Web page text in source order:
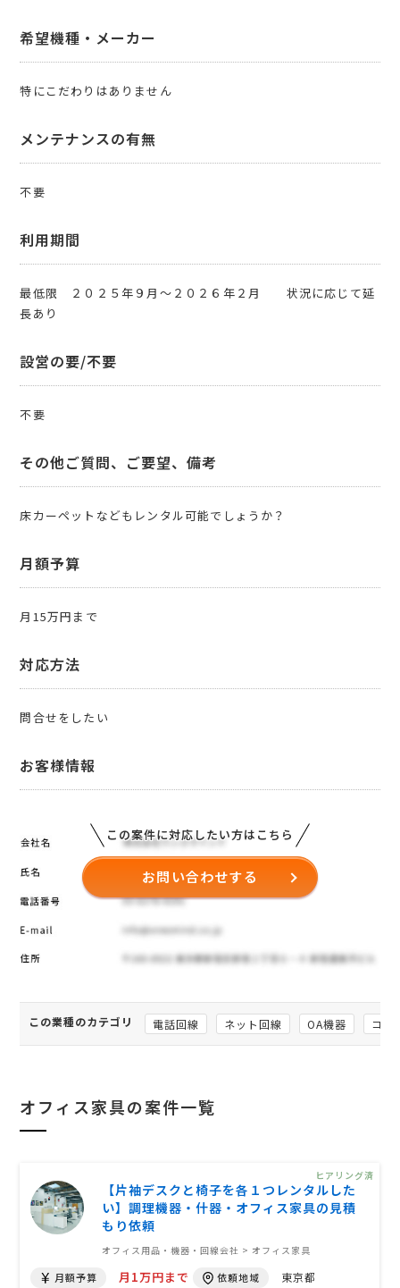
希望機種・メーカー
特にこだわりはありません
メンテナンスの有無
不要
利用期間
最低限 ２０２５年９月～２０２６年２月 状況に応じて延
長あり
設営の要/不要
不要
その他ご質問、ご要望、備考
床カーペットなどもレンタル可能でしょうか？
月額予算
月15万円まで
対応方法
問合せをしたい
お客様情報
この案件に対応したい方はこちら
お問い合わせする
この業種のカテゴリ 電話回線 ネット回線 OA機器 コピ
オフィス家具の案件一覧
【片袖デスクと椅子を各１つレンタルした
い】調理機器・什器・オフィス家具の見積
もり依頼
オフィス用品・機器・回線会社 > オフィス家具
月額予算 月1万円まで 依頼地域 東京都
ヒアリング済